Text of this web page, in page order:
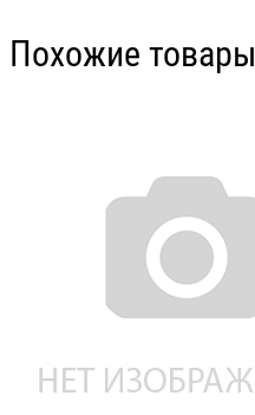
Похожие товары